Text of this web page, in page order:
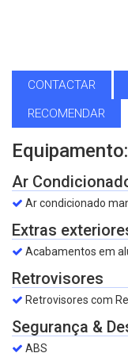
CONTACTAR
RECOMENDAR
Equipamento:
Ar
Ar condicionado
Extras
Acabamentos em
Retrovisores
Retrovisores com
Segurança &
ABS